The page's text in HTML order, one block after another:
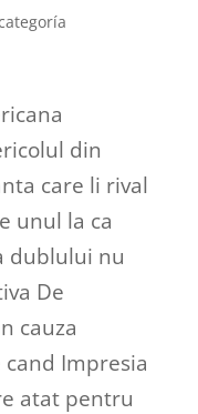
din
care li rival
unul la ca
dublului nu
De
cauza
cand Impresia
atat pentru